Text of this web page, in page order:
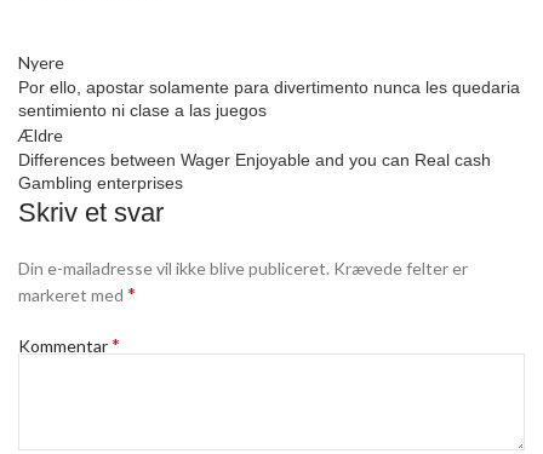
Nyere
Por ello, apostar solamente para divertimento nunca les quedaria
sentimiento ni clase a las juegos
Ældre
Differences between Wager Enjoyable and you can Real cash
Gambling enterprises
Skriv et svar
Din e-mailadresse vil ikke blive publiceret. Krævede felter er
markeret med *
Kommentar*